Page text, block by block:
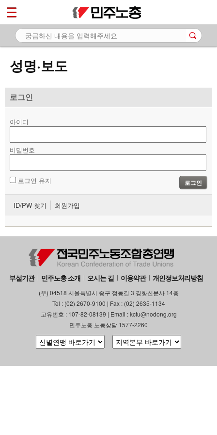
성명·보도
로그인
아이디
비밀번호
로그인 유지 로그인
ID/PW 찾기 회원가입
부설기관 민주노총 소개 오시는 길 이용약관 개인정보처리방침
(우) 04518 서울특별시 중구 정동길 3 경향신문사 14층
Tel : (02) 2670-9100 | Fax : (02) 2635-1134
고유번호 : 107-82-08139 | Email : kctu@nodong.org
민주노총 노동상담 1577-2260
마이페이지
소개
- 공지사항
- 성명·보도
자료
부설기관
업무